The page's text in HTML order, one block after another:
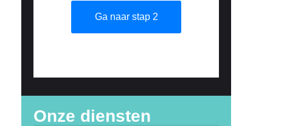
Onze diensten